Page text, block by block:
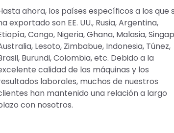
ahora, los países específicos a los que
exportado son EE. UU., Rusia, Argentina,
Congo, Nigeria, Ghana, Malasia,
Lesoto, Zimbabue, Indonesia, Túnez,
Burundi, Colombia, etc. Debido a la
calidad de las máquinas y los
laborales, muchos de nuestros
han mantenido una relación a largo
con nosotros.